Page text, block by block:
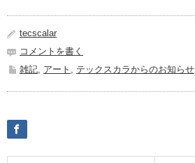
tecscalar
コメントを書く
雑記 アート テックスカラからのお知らせ